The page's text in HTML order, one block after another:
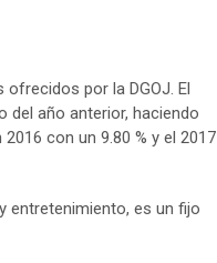
por la DGOJ. El
del año anterior, haciendo
con un 9.80 % y el 2017
entretenimiento, es un fijo